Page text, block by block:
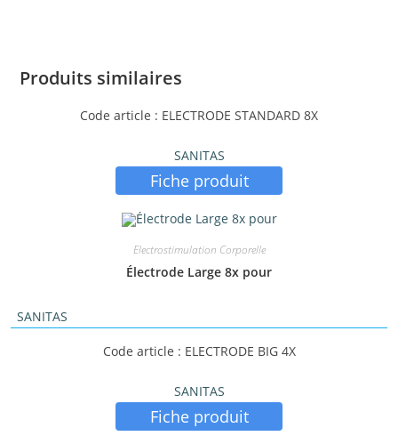
Produits similaires
Code article : ELECTRODE STANDARD 8X
SANITAS
Fiche produit
Electrostimulation Corporelle
Électrode Large 8x pour
SANITAS
Code article : ELECTRODE BIG 4X
SANITAS
Fiche produit